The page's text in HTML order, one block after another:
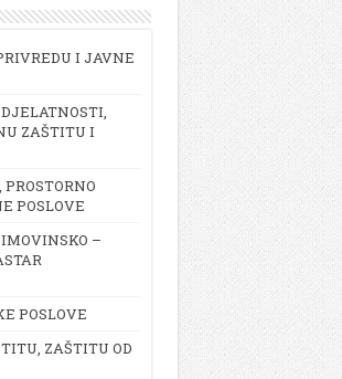
I JAVNE
ZAŠTITU I
POSLOVE
–
POSLOVE
ZAŠTITU OD